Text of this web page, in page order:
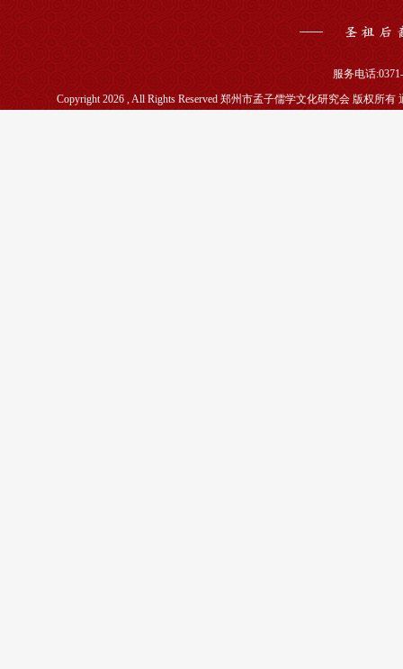
服务电话
Copyright 2026 , All Rights Reserved 郑州市孟子儒学文化研究会 版权所